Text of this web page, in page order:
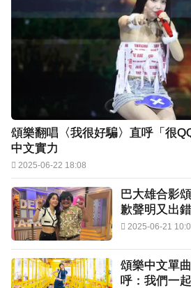
頌樂翻唱〈我很好騙〉直呼「很
中文實力
2025-06-22 18:08
巴大雄合影
歉聲明又出錯
2025-06-21
頌樂中文單
呼：我們一